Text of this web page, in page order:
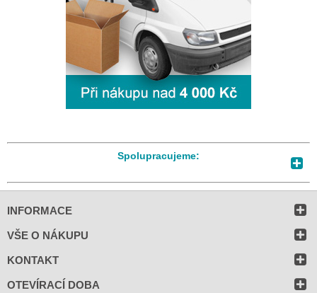
Spolupracujeme:
INFORMACE
VŠE O NÁKUPU
KONTAKT
OTEVÍRACÍ DOBA